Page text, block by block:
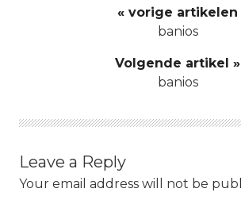
« vorige artikelen
banios
Volgende artikel »
banios
Leave a Reply
Your email address will not be